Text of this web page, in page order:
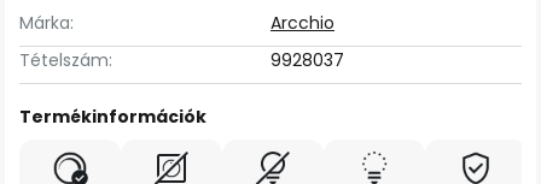
Márka:
Arcchio
Tételszám:
9928037
Termékinformációk